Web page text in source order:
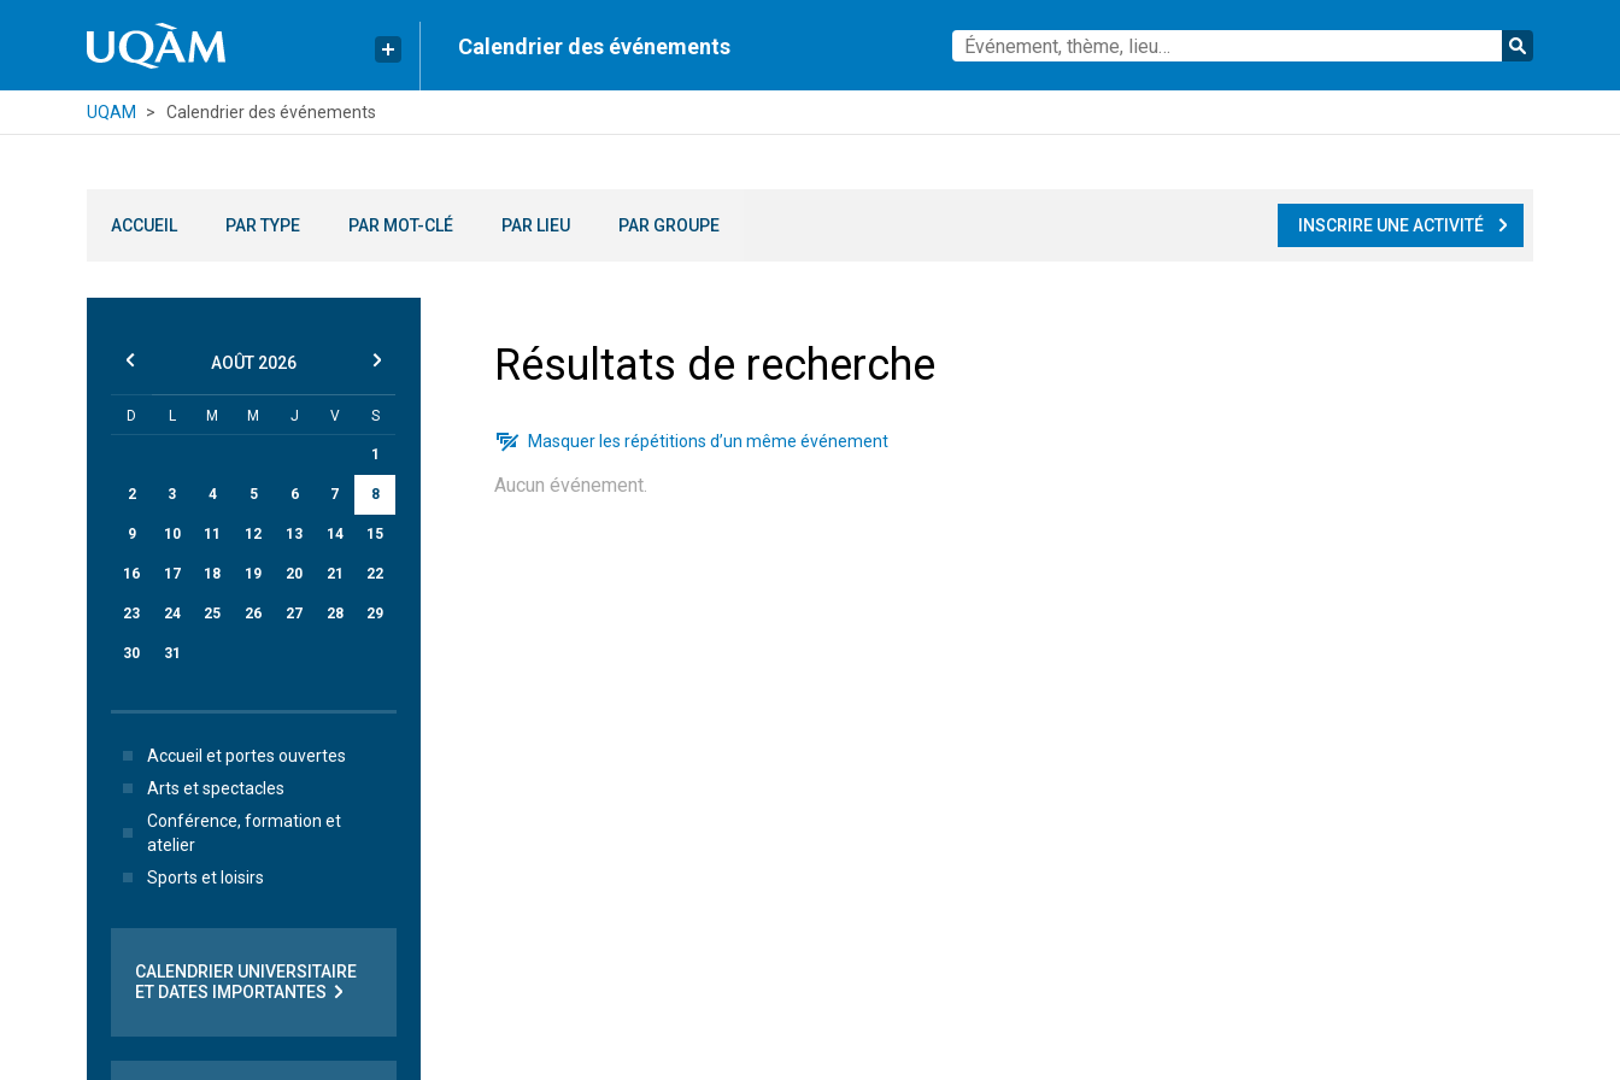
Calendrier des événements
UQAM Calendrier des événements
ACCUEIL PAR TYPE PAR MOT-CLÉ PAR LIEU PAR GROUPE INSCRIRE UNE ACTIVITÉ
Résultats de recherche
Masquer les répétitions d’un même événement
Aucun événement.
AOÛT 2026
D L M M J V S
1
2 3 4 5 6 7 8
9 10 11 12 13 14 15
16 17 18 19 20 21 22
23 24 25 26 27 28 29
30 31
Accueil et portes ouvertes
Arts et spectacles
Conférence, formation et
atelier
Sports et loisirs
CALENDRIER UNIVERSITAIRE
ET DATES IMPORTANTES